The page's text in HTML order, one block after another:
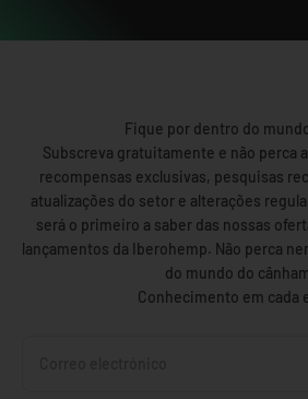
Fique por dentro do
Subscreva gratuitamente e não perca
recompensas exclusivas, pesquisas
atualizações do setor e alterações
será o primeiro a saber das nossas
lançamentos da Iberohemp. Não perca
do mundo do
Conhecimento em cada